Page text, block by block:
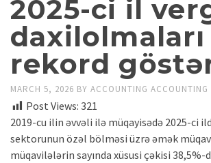
2025-ci il
rekord
MARCH 5, 2026 BY ACCOUNTING ACCOUNTING
Post Views: 321
2019-cu ilin əvvəli ilə müqayisədə 2025-ci
sektorunun özəl bölməsi üzrə əmək
müqavilələrin sayında xüsusi çəkisi 38,5%-